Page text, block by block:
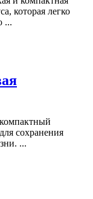
которая легко
...
сохранения
...